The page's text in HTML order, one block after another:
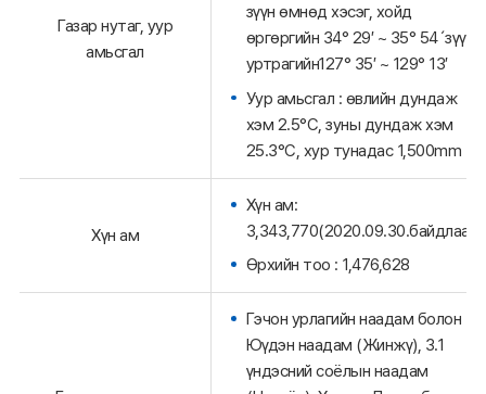
Газар нутаг, уур
амьсгал
зүүн өмнөд хэсэг, хойд
өргөргийн 34° 29′ ~ 35° 54´зүүн
уртрагийн127° 35′ ~ 129° 13′
Уур амьсгал : өвлийн дундаж
хэм 2.5°C, зуны дундаж хэм
25.3°C, хур тунадас 1,500mm
Хүн ам
Хүн ам:
3,343,770(2020.09.30.байдлаар)
Өрхийн тоо : 1,476,628
Гэчон урлагийн наадам болон
Юүдэн наадам (Жинжү), 3.1
үндэсний соёлын наадам